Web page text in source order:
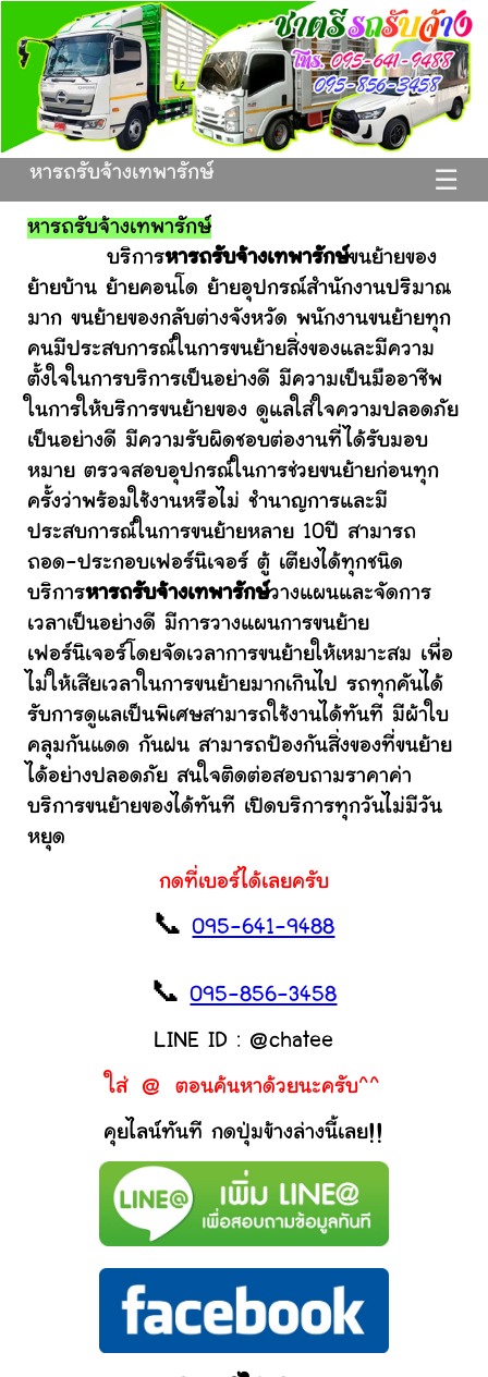
☰
หารถรับจ้างเทพารักษ์
หารถรับจ้างเทพารักษ์
บริการหารถรับจ้างเทพารักษ์ขนย้ายของ
ย้ายบ้าน ย้ายคอนโด ย้ายอุปกรณ์สำนักงานปริมาณ
มาก ขนย้ายของกลับต่างจังหวัด พนักงานขนย้ายทุก
คนมีประสบการณ์ในการขนย้ายสิ่งของและมีความ
ตั้งใจในการบริการเป็นอย่างดี มีความเป็นมืออาชีพ
ในการให้บริการขนย้ายของ ดูแลใส่ใจความปลอดภัย
เป็นอย่างดี มีความรับผิดชอบต่องานที่ได้รับมอบ
หมาย ตรวจสอบอุปกรณ์ในการช่วยขนย้ายก่อนทุก
ครั้งว่าพร้อมใช้งานหรือไม่ ชำนาญการและมี
ประสบการณ์ในการขนย้ายหลาย 10ปี สามารถ
ถอด-ประกอบเฟอร์นิเจอร์ ตู้ เตียงได้ทุกชนิด
บริการหารถรับจ้างเทพารักษ์วางแผนและจัดการ
เวลาเป็นอย่างดี มีการวางแผนการขนย้าย
เฟอร์นิเจอร์โดยจัดเวลาการขนย้ายให้เหมาะสม เพื่อ
ไม่ให้เสียเวลาในการขนย้ายมากเกินไป รถทุกคันได้
รับการดูแลเป็นพิเศษสามารถใช้งานได้ทันที มีผ้าใบ
คลุมกันแดด กันฝน สามารถป้องกันสิ่งของที่ขนย้าย
ได้อย่างปลอดภัย สนใจติดต่อสอบถามราคาค่า
บริการขนย้ายของได้ทันที เปิดบริการทุกวันไม่มีวัน
หยุด
กดที่เบอร์ได้เลยครับ
📞095-641-9488
📞095-856-3458
LINE ID : @chatee
ใส่ @ ตอนค้นหาด้วยนะครับ^^
คุยไลน์ทันที กดปุ่มข้างล่างนี้เลย!!